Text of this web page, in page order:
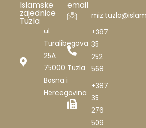
Islamske
zajednice
Tuzla
ul.
Turalibegova
25A
75000 Tuzla
Bosna i
Hercegovina
email
+387
35
252
568
+387
35
276
509